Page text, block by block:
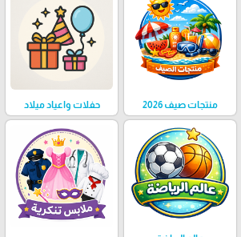
منتجات صيف 2026 حفلات واعياد ميلاد